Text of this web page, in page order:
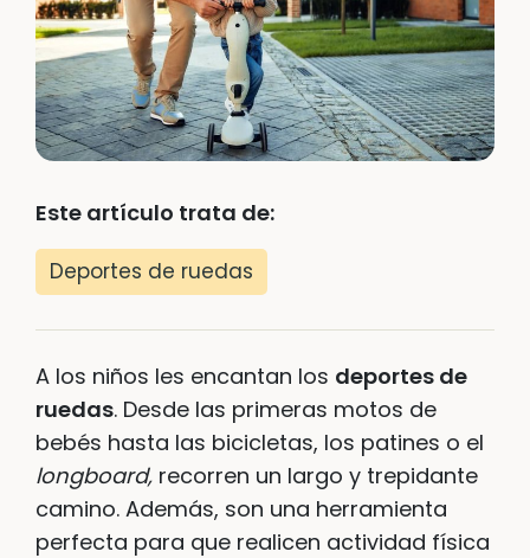
Este artículo trata de:
Deportes de ruedas
A los niños les encantan los deportes de
ruedas. Desde las primeras motos de
bebés hasta las bicicletas, los patines o el
longboard, recorren un largo y trepidante
camino. Además, son una herramienta
perfecta para que realicen actividad física